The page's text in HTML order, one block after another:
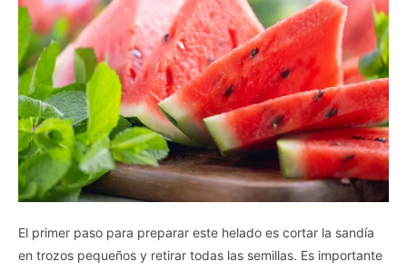
El primer paso para preparar este helado es cortar la sandía
en trozos pequeños y retirar todas las semillas. Es importante